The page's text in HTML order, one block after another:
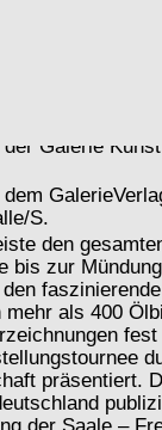
Galerie
S.
den
bis zur
mehr als 400
präsentiert.